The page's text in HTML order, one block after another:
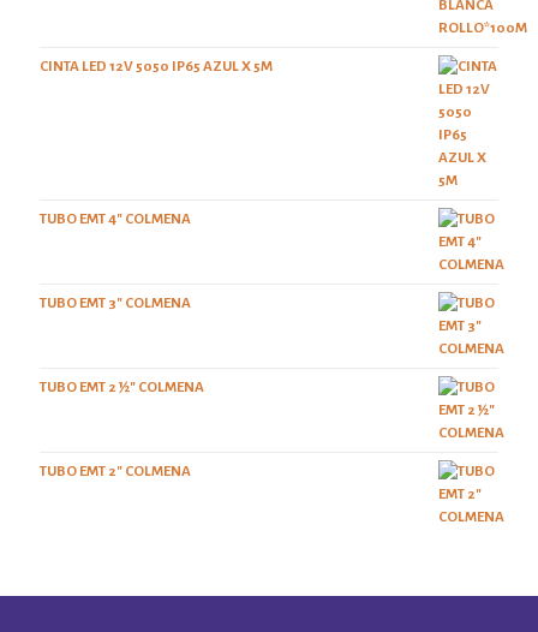
CINTA LED 12V 5050 IP65 AZUL X 5M
TUBO EMT 4" COLMENA
TUBO EMT 3" COLMENA
TUBO EMT 2 ½" COLMENA
TUBO EMT 2" COLMENA